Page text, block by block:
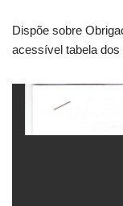
Dispõe sobre
acessível tabela